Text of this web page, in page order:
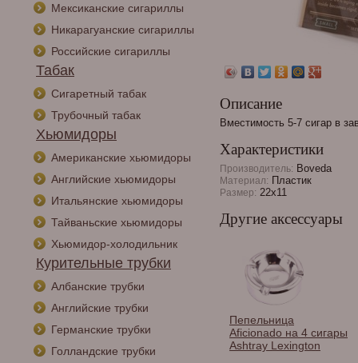
Мексиканские сигариллы
Никарагуанские сигариллы
Российские сигариллы
Табак
Сигаретный табак
Трубочный табак
Хьюмидоры
Американские хьюмидоры
Английские хьюмидоры
Итальянские хьюмидоры
Тайваньские хьюмидоры
Хьюмидор-холодильник
Курительные трубки
Албанские трубки
Английские трубки
Германские трубки
Голландские трубки
Описание
Вместимость 5-7 сигар в
Характеристики
Производитель: Boveda
Материал: Пластик
Размер: 22х11
Другие аксессуары
Пепельница
Aficionado на 4 сигары
Ashtray Lexington